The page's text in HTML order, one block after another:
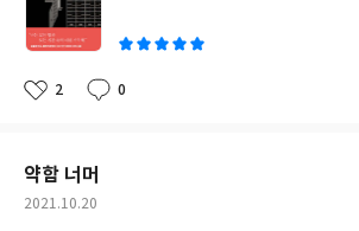
어 갔다. 민이 스스로 또는 가족이나 타인으로 인하여 점점 더 궁지
에 몰리고 폭주하게 만드는 과정들이 미스터리
는데 그 끝에는 나의 예상과는 다른 전혀 다른
그런 불길한 느낌들과 미스터리 심리 환상극
을 잘 전달하며 부담없는 분량에 한번에 읽어 내
좋
2
댓
0
작
약함 너머
작
2021.10.20